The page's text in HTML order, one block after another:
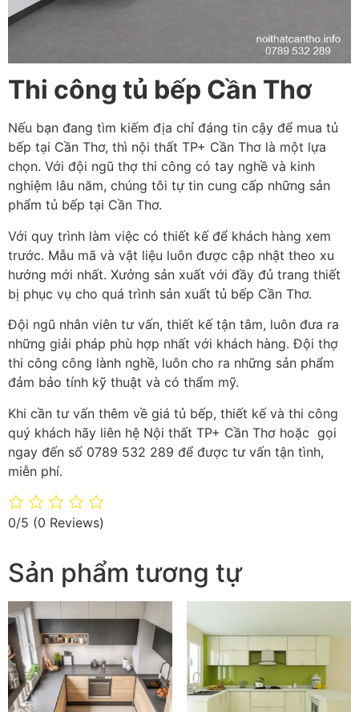
Thi công tủ bếp Cần Thơ
Nếu bạn đang tìm kiếm địa chỉ đáng tin cậy để mua tủ
bếp tại Cần Thơ, thì nội thất TP+ Cần Thơ là một lựa
chọn. Với đội ngũ thợ thi công có tay nghề và kinh
nghiệm lâu năm, chúng tôi tự tin cung cấp những sản
phẩm tủ bếp tại Cần Thơ.
Với quy trình làm việc có thiết kế để khách hàng xem
trước. Mẫu mã và vật liệu luôn được cập nhật theo xu
hướng mới nhất. Xưởng sản xuất với đầy đủ trang thiết
bị phục vụ cho quá trình sản xuất tủ bếp Cần Thơ.
Đội ngũ nhân viên tư vấn, thiết kế tận tâm, luôn đưa ra
những giải pháp phù hợp nhất với khách hàng. Đội thợ
thi công công lành nghề, luôn cho ra những sản phẩm
đảm bảo tính kỹ thuật và có thẩm mỹ.
Khi cần tư vấn thêm về giá tủ bếp, thiết kế và thi công
quý khách hãy liên hệ Nội thất TP+ Cần Thơ hoặc gọi
ngay đến số 0789 532 289 để được tư vấn tận tình,
miễn phí.
0/5 (0 Reviews)
Sản phẩm tương tự